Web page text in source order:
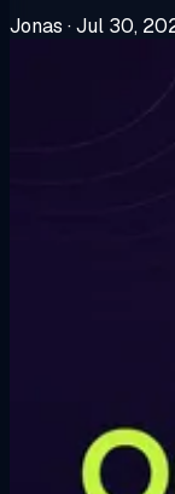
Jonas ·Jul 30,